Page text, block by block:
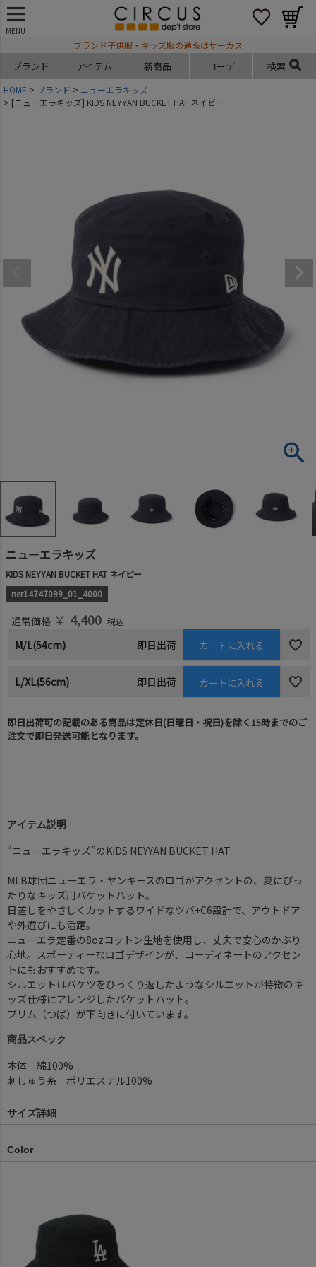
MENU
ブランド子供服・キッズ服の通販はサーカス
ブランド アイテム 新商品 コーデ 検索
HOME ブランド
ニューエラキッズ
[ニューエラキッズ] KIDS NEYYAN BUCKET HAT ネイビー
ニューエラキッズ
KIDS NEYYAN BUCKET HAT ネイビー
ner14747099_01_4000
通常価格 ￥ 4,400 税込
M/L(54cm) 即日出荷 カートに入れる
L/XL(56cm) 即日出荷 カートに入れる
即日出荷可の記載のある商品は定休日(日曜日・祝日)を除く15時までのご
注文で即日発送可能となります。
アイテム説明
“ニューエラキッズ”のKIDS NEYYAN BUCKET HAT
MLB球団ニューエラ・ヤンキースのロゴがアクセントの、夏にぴっ
たりなキッズ用バケットハット。
日差しをやさしくカットするワイドなツバ+C6設計で、アウトドア
や外遊びにも活躍。
ニューエラ定番の8ozコットン生地を使用し、丈夫で安心のかぶり
心地。スポーティーなロゴデザインが、コーディネートのアクセン
トにもおすすめです。
シルエットはバケツをひっくり返したようなシルエットが特徴のキ
ッズ仕様にアレンジしたバケットハット。
ブリム（つば）が下向きに付いています。
商品スペック
本体 綿100%
刺しゅう糸 ポリエステル100%
サイズ詳細
Color